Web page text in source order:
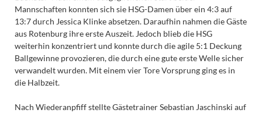
Mannschaften konnten sich sie HSG-Damen über ein 4:3 auf
13:7 durch Jessica Klinke absetzen. Daraufhin nahmen die Gäste
aus Rotenburg ihre erste Auszeit. Jedoch blieb die HSG
weiterhin konzentriert und konnte durch die agile 5:1 Deckung
Ballgewinne provozieren, die durch eine gute erste Welle sicher
verwandelt wurden. Mit einem vier Tore Vorsprung ging es in
die Halbzeit.
Nach Wiederanpfiff stellte Gästetrainer Sebastian Jaschinski auf